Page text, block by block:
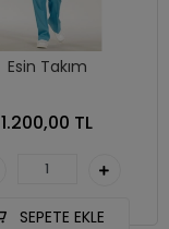
Esin Takım
1.200,00 TL
SEPETE EKLE